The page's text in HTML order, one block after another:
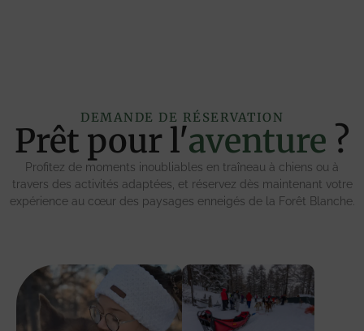
DEMANDE DE RÉSERVATION
Prêt pour l'aventure ?
Profitez de moments inoubliables en traîneau à chiens ou à
travers des activités adaptées, et réservez dès maintenant votre
expérience au cœur des paysages enneigés de la Forêt Blanche.